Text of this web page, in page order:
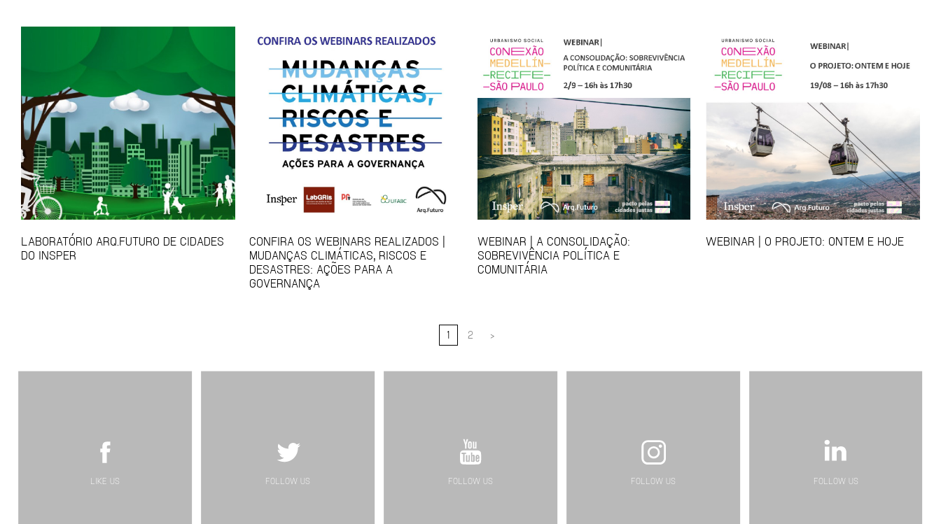
LABORATÓRIO ARQ.FUTURO DE CIDADES
DO INSPER
CONFIRA OS WEBINARS REALIZADOS |
MUDANÇAS CLIMÁTICAS, RISCOS E
DESASTRES: AÇÕES PARA A
GOVERNANÇA
WEBINAR | A CONSOLIDAÇÃO:
SOBREVIVÊNCIA POLÍTICA E
COMUNITÁRIA
WEBINAR | O PROJETO: ONTEM E HOJE
1 2 >
LIKE US FOLLOW US FOLLOW US FOLLOW US FOLLOW US